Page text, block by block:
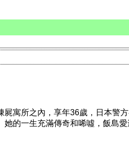
寓所之內，享年36歲，日本警
的一生充滿傳奇和唏噓，飯島